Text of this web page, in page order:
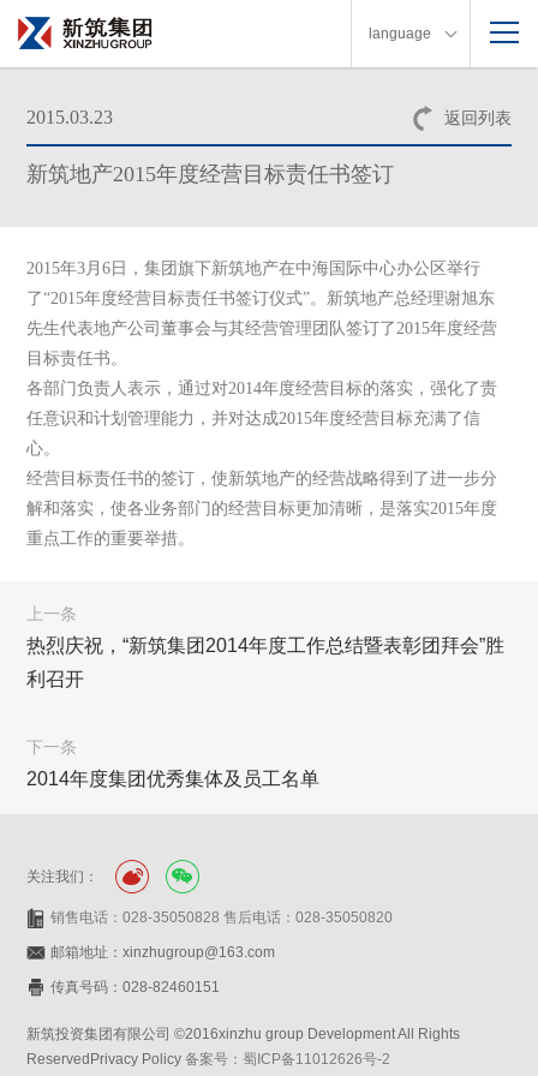
language
返回列表
2015.03.23
新筑地产2015年度经营目标责任书签订
2015年3月6 日 ，集团旗下新筑地产在中海国际中心办公区举行
了“2015年度经营目标责任书签订仪式”。新筑地产总经理谢旭东
先生代表地产公司董事会与其经营管理团队签订了2015年度经营
目标责任书。
各部门负责人表示，通过对2014年度经营目标的落实，强化了责
任意识和计划管理能力，并对达成2015年度经营目标充满了信
心。
经营目标责任书的签订，使新筑地产的经营战略得到了进一步分
解和落实，使各业务部门的经营目标更加清晰，是落实2015年度
重点工作的重要举措。
上一条
热烈庆祝，“新筑集团2014年度工作总结暨表彰团拜会”胜
利召开
下一条
2014年度集团优秀集体及员工名单
关注我们：
销售电话：028-35050828 售后电话：028-35050820
邮箱地址：xinzhugroup@163.com
传真号码：028-82460151
新筑投资集团有限公司 ©2016xinzhu group Development All Rights
ReservedPrivacy Policy备案号：蜀ICP备11012626号-2